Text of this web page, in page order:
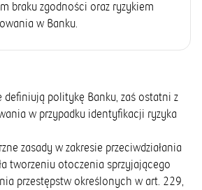
braku zgodności oraz ryzykiem
w Banku.
definiują politykę Banku, zaś ostatni z
w przypadku identyfikacji ryzyka
zasady w zakresie przeciwdziałania
tworzeniu otoczenia sprzyjającego
przestępstw określonych w art. 229,